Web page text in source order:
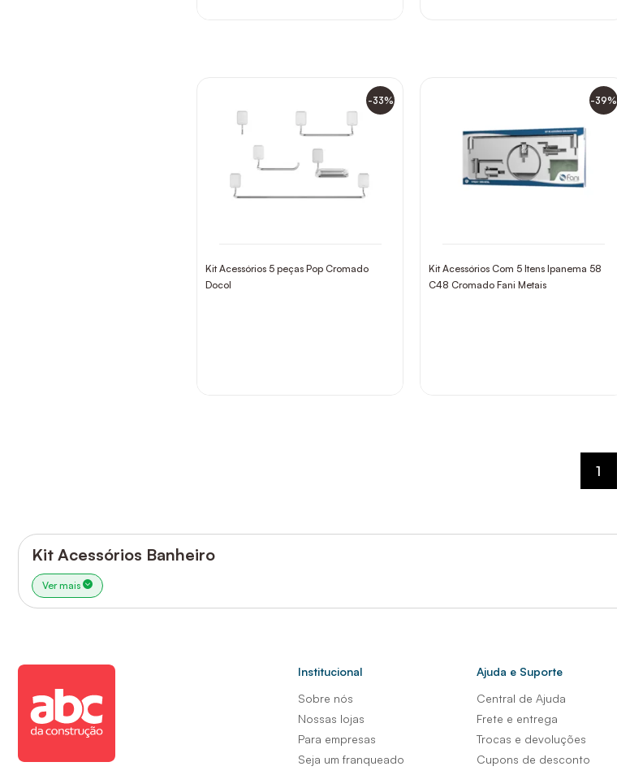
-33%
Kit Acessórios 5 peças Pop Cromado
Docol
-39%
Kit Acessórios Com 5 Itens Ipanema 58
C48 Cromado Fani Metais
1
Kit Acessórios Banheiro
Ver mais
Institucional
Sobre nós
Nossas lojas
Para empresas
Seja um franqueado
Ajuda e Suporte
Central de Ajuda
Frete e entrega
Trocas e devoluções
Cupons de desconto